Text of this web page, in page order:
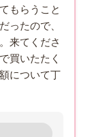
もらうこと
ったので、
来てくださ
買いたたく
について丁